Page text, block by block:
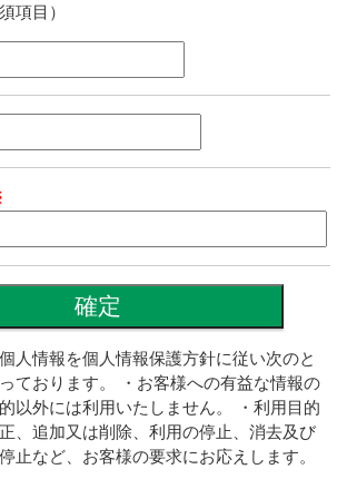
項目）
人情報を個人情報保護方針に従い次のと
ております。 ・お客様への有益な情報の
以外には利用いたしません。 ・利用目的
、追加又は削除、利用の停止、消去及び
止など、お客様の要求にお応えします。